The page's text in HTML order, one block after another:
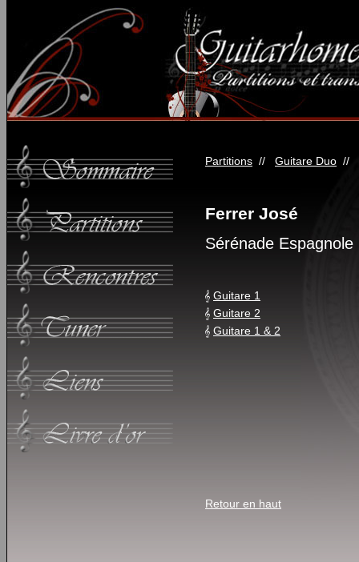
Partitions // Guitare Duo //
Ferrer José
Sérénade
Guitare 1
Guitare 2
Guitare 1 & 2
Retour en haut